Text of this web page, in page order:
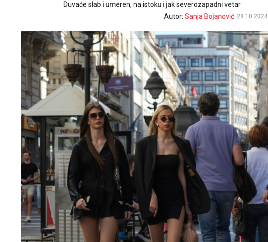
Duvaće slab i umeren, na istoku i jak severozapadni vetar
Autor: Sanja Bojanović 28.10.2024.